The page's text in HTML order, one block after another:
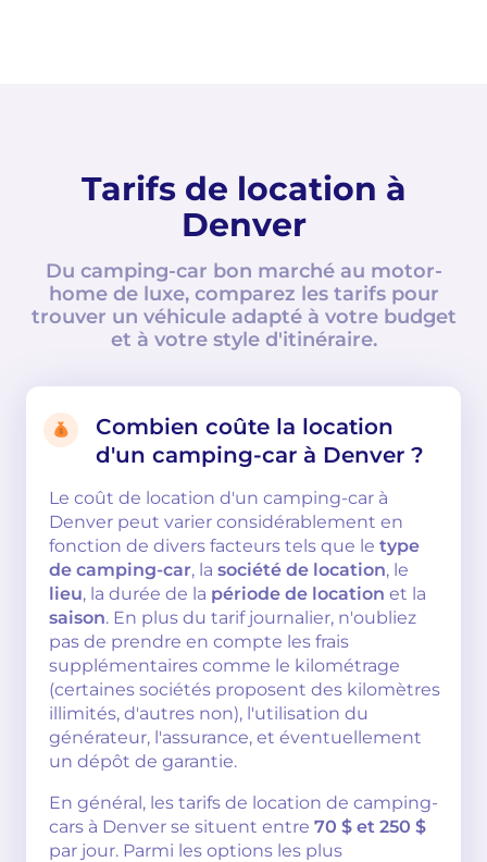
Tarifs de location à
Denver
Du camping-car bon marché au motor-
home de luxe, comparez les tarifs pour
trouver un véhicule adapté à votre budget
et à votre style d'itinéraire.
Combien coûte la location
d'un camping-car à Denver ?
Le coût de location d'un camping-car à
Denver peut varier considérablement en
fonction de divers facteurs tels que le type
de camping-car, la société de location, le
lieu, la durée de la période de location et la
saison. En plus du tarif journalier, n'oubliez
pas de prendre en compte les frais
supplémentaires comme le kilométrage
(certaines sociétés proposent des kilomètres
illimités, d'autres non), l'utilisation du
générateur, l'assurance, et éventuellement
un dépôt de garantie.
En général, les tarifs de location de camping-
cars à Denver se situent entre 70 $ et 250 $
par jour. Parmi les options les plus